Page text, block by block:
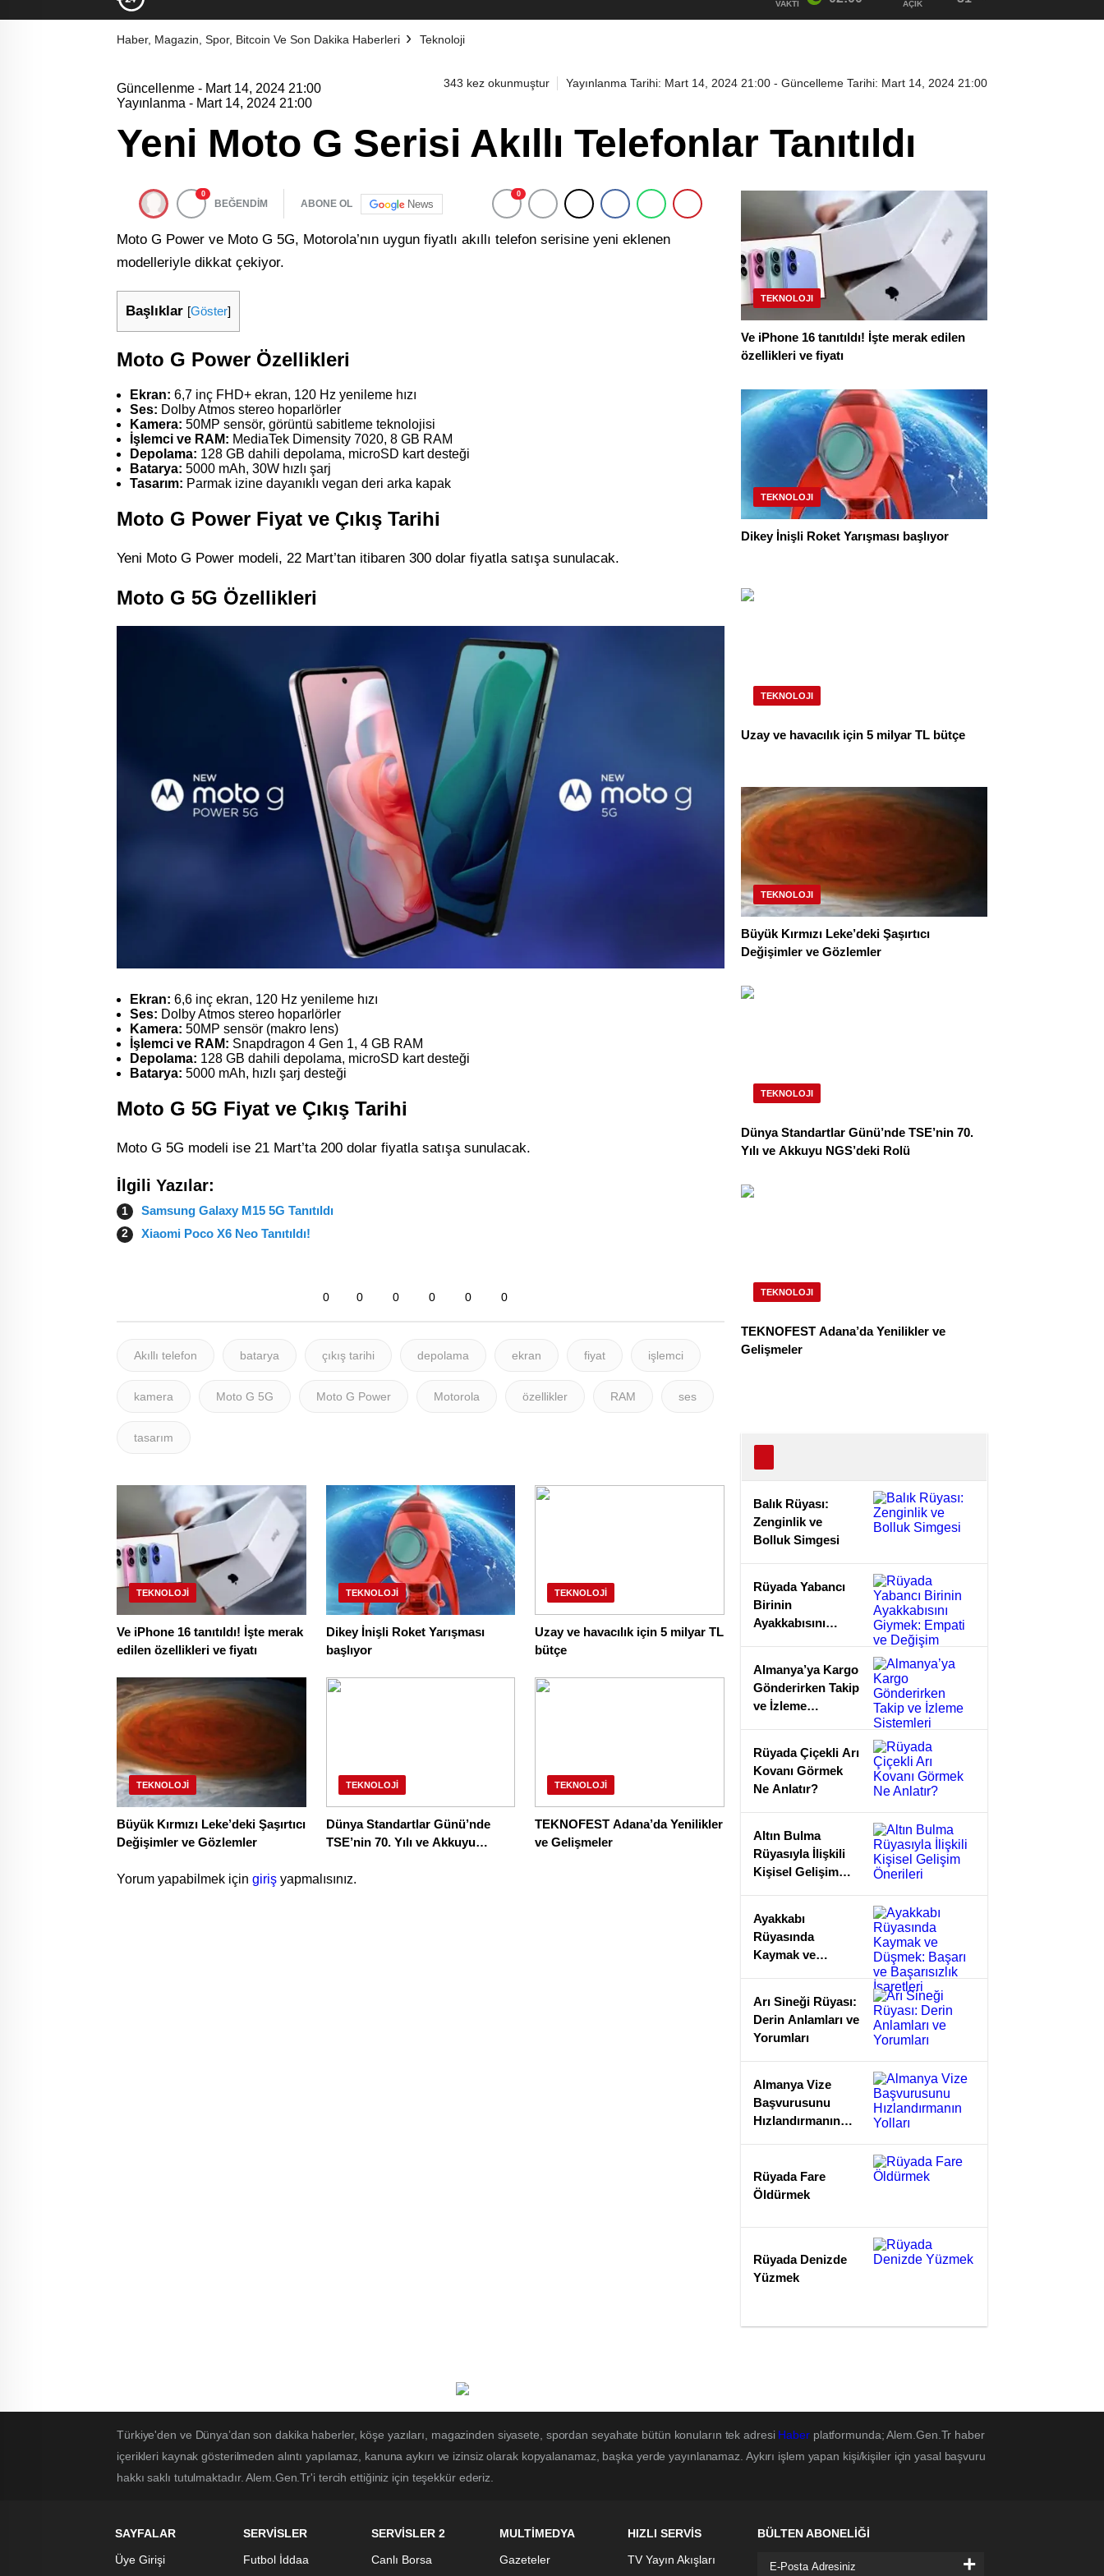
VAKTI
AÇIK
Haber, Magazin, Spor, Bitcoin Ve Son Dakika Haberleri Teknoloji
343 kez okunmuştur Yayınlanma Tarihi: Mart 14, 2024 21:00 - Güncelleme Tarihi: Mart 14, 2024 21:00
Güncellenme - Mart 14, 2024 21:00
Yayınlanma - Mart 14, 2024 21:00
Yeni Moto G Serisi Akıllı Telefonlar Tanıtıldı
0
BEĞENDİM ABONE OL News
0
Moto G Power ve Moto G 5G, Motorola’nın uygun fiyatlı akıllı telefon serisine yeni eklenen
modelleriyle dikkat çekiyor.
Başlıklar [Göster]
Moto G Power Özellikleri
Ekran: 6,7 inç FHD+ ekran, 120 Hz yenileme hızı
Ses: Dolby Atmos stereo hoparlörler
Kamera: 50MP sensör, görüntü sabitleme teknolojisi
İşlemci ve RAM: MediaTek Dimensity 7020, 8 GB RAM
Depolama: 128 GB dahili depolama, microSD kart desteği
Batarya: 5000 mAh, 30W hızlı şarj
Tasarım: Parmak izine dayanıklı vegan deri arka kapak
Moto G Power Fiyat ve Çıkış Tarihi
Yeni Moto G Power modeli, 22 Mart’tan itibaren 300 dolar fiyatla satışa sunulacak.
Moto G 5G Özellikleri
Ekran: 6,6 inç ekran, 120 Hz yenileme hızı
Ses: Dolby Atmos stereo hoparlörler
Kamera: 50MP sensör (makro lens)
İşlemci ve RAM: Snapdragon 4 Gen 1, 4 GB RAM
Depolama: 128 GB dahili depolama, microSD kart desteği
Batarya: 5000 mAh, hızlı şarj desteği
Moto G 5G Fiyat ve Çıkış Tarihi
Moto G 5G modeli ise 21 Mart’ta 200 dolar fiyatla satışa sunulacak.
İlgili Yazılar:
Samsung Galaxy M15 5G Tanıtıldı
Xiaomi Poco X6 Neo Tanıtıldı!
0 0 0 0 0 0
Akıllı telefon batarya çıkış tarihi depolama ekran fiyat işlemci
kamera Moto G 5G Moto G Power Motorola özellikler RAM ses
tasarım
TEKNOLOJI
Ve iPhone 16 tanıtıldı! İşte merak
edilen özellikleri ve fiyatı
TEKNOLOJI
Dikey İnişli Roket Yarışması
başlıyor
TEKNOLOJI
Uzay ve havacılık için 5 milyar TL
bütçe
TEKNOLOJI
Büyük Kırmızı Leke’deki Şaşırtıcı
Değişimler ve Gözlemler
TEKNOLOJI
Dünya Standartlar Günü’nde
TSE’nin 70. Yılı ve Akkuyu
TEKNOLOJI
TEKNOFEST Adana’da Yenilikler
ve Gelişmeler
Yorum yapabilmek için giriş yapmalısınız.
TEKNOLOJI
Ve iPhone 16 tanıtıldı! İşte merak edilen
özellikleri ve fiyatı
TEKNOLOJI
Dikey İnişli Roket Yarışması başlıyor
TEKNOLOJI
Uzay ve havacılık için 5 milyar TL bütçe
TEKNOLOJI
Büyük Kırmızı Leke’deki Şaşırtıcı
Değişimler ve Gözlemler
TEKNOLOJI
Dünya Standartlar Günü’nde TSE’nin 70.
Yılı ve Akkuyu NGS’deki Rolü
TEKNOLOJI
TEKNOFEST Adana’da Yenilikler ve
Gelişmeler
Balık Rüyası:
Zenginlik ve
Bolluk Simgesi
Rüyada Yabancı
Birinin
Ayakkabısını
Almanya’ya Kargo
Gönderirken Takip
ve İzleme
Rüyada Çiçekli Arı
Kovanı Görmek
Ne Anlatır?
Altın Bulma
Rüyasıyla İlişkili
Kişisel Gelişim
Ayakkabı
Rüyasında
Kaymak ve
İşaretleri
Arı Sineği Rüyası:
Derin Anlamları ve
Yorumları
Almanya Vize
Başvurusunu
Hızlandırmanın
Rüyada Fare
Öldürmek
Rüyada Denizde
Yüzmek
Türkiye'den ve Dünya’dan son dakika haberler, köşe yazıları, magazinden siyasete, spordan seyahate bütün konuların tek adresi Haberplatformunda; Alem.Gen.Tr haber
içerikleri kaynak gösterilmeden alıntı yapılamaz, kanuna aykırı ve izinsiz olarak kopyalanamaz, başka yerde yayınlanamaz. Aykırı işlem yapan kişi/kişiler için yasal başvuru
hakkı saklı tutulmaktadır. Alem.Gen.Tr'i tercih ettiğiniz için teşekkür ederiz.
SAYFALAR
Üye Girişi
SERVİSLER
Futbol İddaa
SERVİSLER 2
Canlı Borsa
MULTİMEDYA
Gazeteler
HIZLI SERVİS
TV Yayın Akışları
BÜLTEN ABONELİĞİ
+